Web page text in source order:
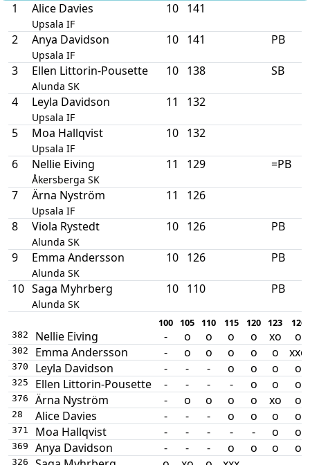
1
Alice Davies
Upsala IF
10 141
2 Anya Davidson
Upsala IF
10 141 PB
3 Ellen Littorin-Pousette
Alunda SK
10 138 SB
4 Leyla Davidson
Upsala IF
11 132
5 Moa Hallqvist
Upsala IF
10 132
6 Nellie Eiving
Åkersberga SK
11 129 =PB
7 Ärna Nyström
Upsala IF
11 126
8 Viola Rystedt
Alunda SK
10 126 PB
9 Emma Andersson
Alunda SK
10 126 PB
10 Saga Myhrberg
Alunda SK
10 110 PB
100 105 110 115 120 123 126
382 Nellie Eiving - o o o o xo o
302 Emma Andersson - o o o o o xxo
370 Leyla Davidson - - - o o o o
325 Ellen Littorin-Pousette - - - - o o o
376 Ärna Nyström - o o o o xo o
28 Alice Davies - - - o o o o
371 Moa Hallqvist - - - - - o o
369 Anya Davidson - - - o o o o
326